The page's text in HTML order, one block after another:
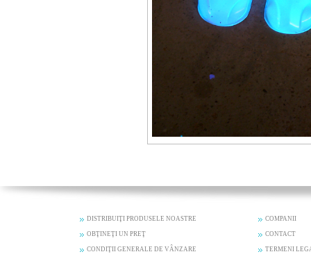
DISTRIBUIŢI PRODUSELE NOASTRE COMPANII
OBŢINEŢI UN PREŢ CONTACT
CONDIŢII GENERALE DE VÂNZARE TERMENI